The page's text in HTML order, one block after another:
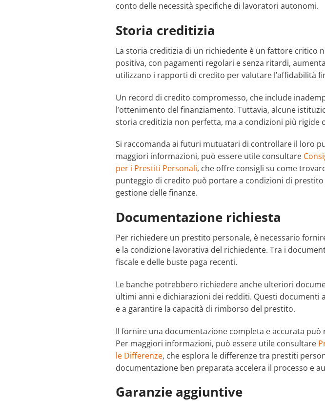
conto delle necessità specifiche di lavoratori autonomi.
Storia creditizia
La storia creditizia di un richiedente è un fattore critico
positiva, con pagamenti regolari e senza ritardi,
utilizzano i rapporti di credito per valutare l’affidabilità
Un record di credito compromesso, che include
l’ottenimento del finanziamento. Tuttavia, alcune
storia creditizia non perfetta, ma a condizioni più rigide
Si raccomanda ai futuri mutuatari di controllare il loro
maggiori informazioni, può essere utile consultare
per i Prestiti Personali, che offre consigli su come
punteggio di credito può portare a condizioni di
gestione delle finanze.
Documentazione richiesta
Per richiedere un prestito personale, è necessario
e la condizione lavorativa del richiedente. Tra i
fiscale e delle buste paga recenti.
Le banche potrebbero richiedere anche ulteriori
ultimi anni e dichiarazioni dei redditi. Questi
e a garantire la capacità di rimborso del prestito.
Il fornire una documentazione completa e accurata
Per maggiori informazioni, può essere utile consultare
le Differenze, che esplora le differenze tra prestiti
documentazione ben preparata accelera il processo e
Garanzie aggiuntive